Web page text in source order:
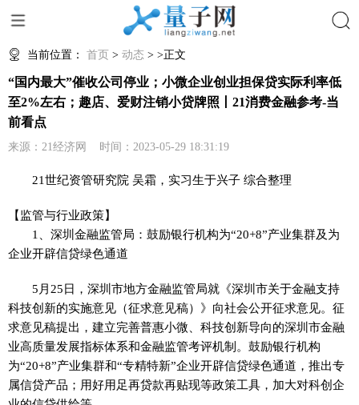
当前位置： 首页 > 动态 > >正文
“国内最大”催收公司停业；小微企业创业担保贷实际利率低
至2%左右；趣店、爱财注销小贷牌照丨21消费金融参考-当
前看点
来源：21经济网 时间：2023-05-29 18:31:19
21世纪资管研究院 吴霜，实习生于兴子 综合整理
【监管与行业政策】
1、深圳金融监管局：鼓励银行机构为“20+8”产业集群及为
企业开辟信贷绿色通道
5月25日，深圳市地方金融监管局就《深圳市关于金融支持
科技创新的实施意见（征求意见稿）》向社会公开征求意见。征
求意见稿提出，建立完善普惠小微、科技创新导向的深圳市金融
业高质量发展指标体系和金融监管考评机制。鼓励银行机构
为“20+8”产业集群和“专精特新”企业开辟信贷绿色通道，推出专
属信贷产品；用好用足再贷款再贴现等政策工具，加大对科创企